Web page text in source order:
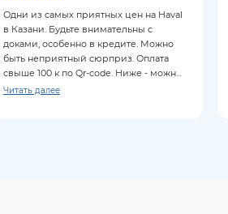
Одни из самых приятных цен на Haval
в Казани. Будьте внимательны с
доками, особенно в кредите. Можно
быть неприятный сюрприз. Оплата
свыше 100 к по Qr-code. Ниже - можно
картой. Из минусов: нет бесплатной
Читать далее